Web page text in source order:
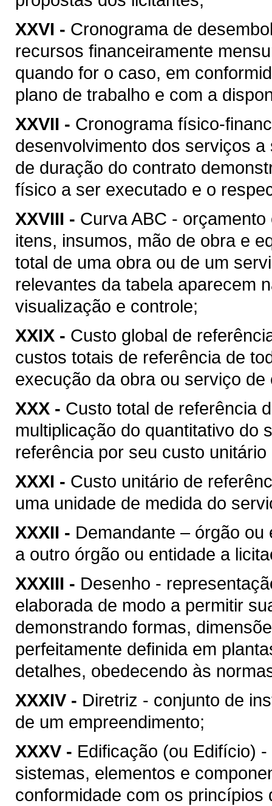
XXVI - Cronograma de
recursos financeiramente
quando for o caso, em
plano de trabalho e com a
XXVII - Cronograma físico-
desenvolvimento dos serviços
de duração do contrato
físico a ser executado e o
XXVIII - Curva ABC -
itens, insumos, mão de obra e
total de uma obra ou de um
relevantes da tabela aparecem
visualização e controle;
XXIX - Custo global de
custos totais de referência de
execução da obra ou serviço
XXX - Custo total de referência
multiplicação do quantitativo do
referência por seu custo
XXXI - Custo unitário de
uma unidade de medida do
XXXII - Demandante – órgão
a outro órgão ou entidade a
XXXIII - Desenho -
elaborada de modo a permitir
demonstrando formas,
perfeitamente definida em
detalhes, obedecendo às
XXXIV - Diretriz - conjunto de
de um empreendimento;
XXXV - Edificação (ou Edifício)
sistemas, elementos e
conformidade com os